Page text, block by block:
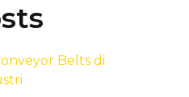
Belts di